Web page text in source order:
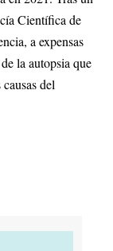
Científica de
a expensas
la autopsia que
del